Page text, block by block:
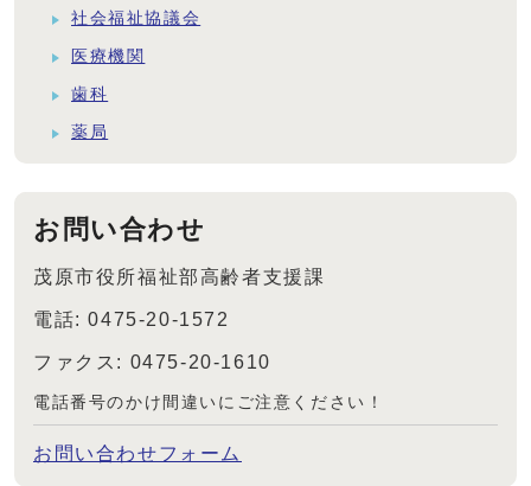
社会福祉協議会
医療機関
歯科
薬局
お問い合わせ
茂原市役所福祉部高齢者支援課
電話: 0475-20-1572
ファクス: 0475-20-1610
電話番号のかけ間違いにご注意ください！
お問い合わせフォーム